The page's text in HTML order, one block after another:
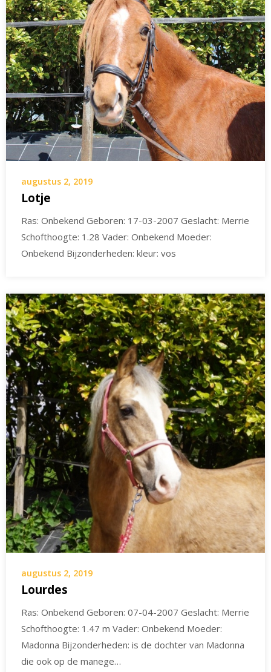
augustus 2, 2019
Lotje
Ras: Onbekend Geboren: 17-03-2007 Geslacht: Merrie
Schofthoogte: 1.28 Vader: Onbekend Moeder:
Onbekend Bijzonderheden: kleur: vos
augustus 2, 2019
Lourdes
Ras: Onbekend Geboren: 07-04-2007 Geslacht: Merrie
Schofthoogte: 1.47 m Vader: Onbekend Moeder:
Madonna Bijzonderheden: is de dochter van Madonna
die ook op de manege…